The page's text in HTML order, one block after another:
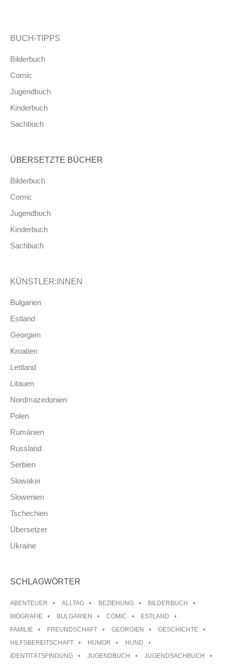
BUCH-TIPPS
Bilderbuch
Comic
Jugendbuch
Kinderbuch
Sachbuch
ÜBERSETZTE BÜCHER
Bilderbuch
Comic
Jugendbuch
Kinderbuch
Sachbuch
KÜNSTLER:INNEN
Bulgarien
Estland
Georgien
Kroatien
Lettland
Litauen
Nordmazedonien
Polen
Rumänien
Russland
Serbien
Slowakei
Slowenien
Tschechien
Übersetzer
Ukraine
SCHLAGWÖRTER
ABENTEUER ALLTAG BEZIEHUNG
BILDERBUCH
BIOGRAFIE
BULGARIEN COMIC
ESTLAND
FAMILIE
FREUNDSCHAFT GEORGIEN
GESCHICHTE
HILFSBEREITSCHAFT
HUMOR
HUND
IDENTITÄTSFINDUNG
JUGENDBUCH
JUGENDSACHBUCH